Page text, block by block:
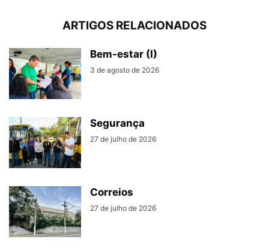
ARTIGOS RELACIONADOS
Bem-estar (I)
3 de agosto de 2026
Segurança
27 de julho de 2026
Correios
27 de julho de 2026